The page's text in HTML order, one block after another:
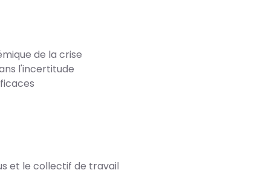
de la crise
l'incertitude
et le collectif de travail